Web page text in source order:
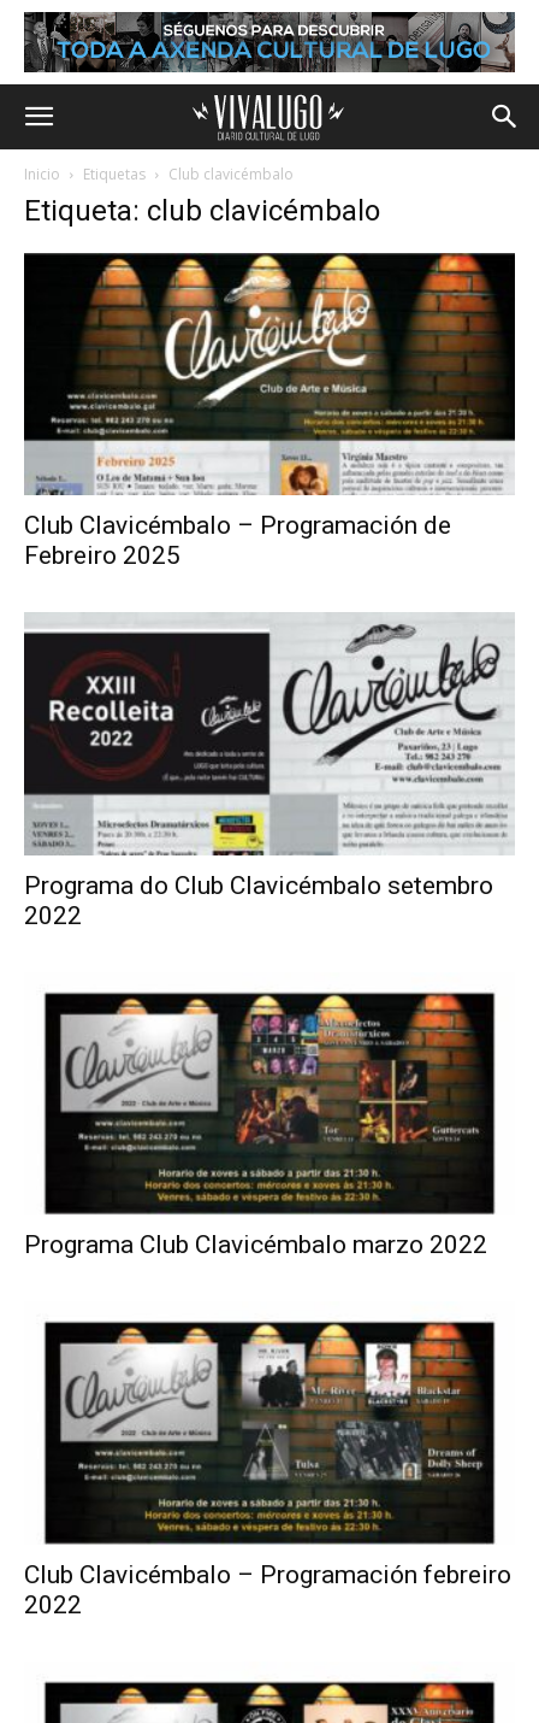
Inicio Etiquetas Club clavicémbalo
Etiqueta: club clavicémbalo
Club Clavicémbalo – Programación de
Febreiro 2025
Programa do Club Clavicémbalo setembro
2022
Programa Club Clavicémbalo marzo 2022
Club Clavicémbalo – Programación febreiro
2022